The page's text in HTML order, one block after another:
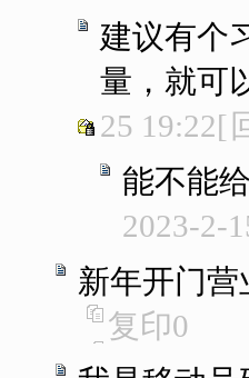
建议有个
量，就可
25 19:22[
能不能
2023-2-
新年开门
复印0